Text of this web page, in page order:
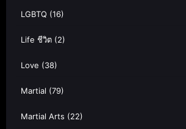
LGBTQ (16)
Life ชีวิต (2)
Love (38)
Martial (79)
Martial Arts (22)